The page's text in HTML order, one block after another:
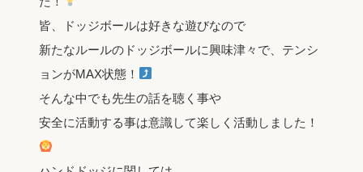
皆、ドッジボールは好きな遊びなので
新たなルールのドッジボールに興味津々で、テンシ
ョンがMAX状態！
そんな中でも先生の話を聴く事や
安全に活動する事は意識して楽しく活動しました！